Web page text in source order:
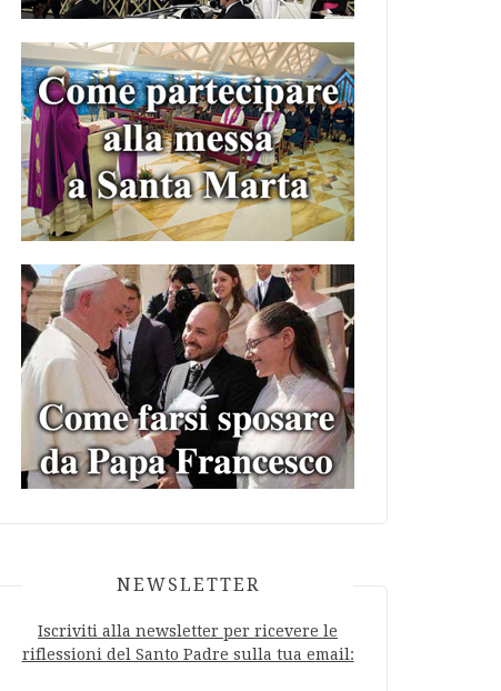
NEWSLETTER
Iscriviti alla newsletter per ricevere le
riflessioni del Santo Padre sulla tua email: